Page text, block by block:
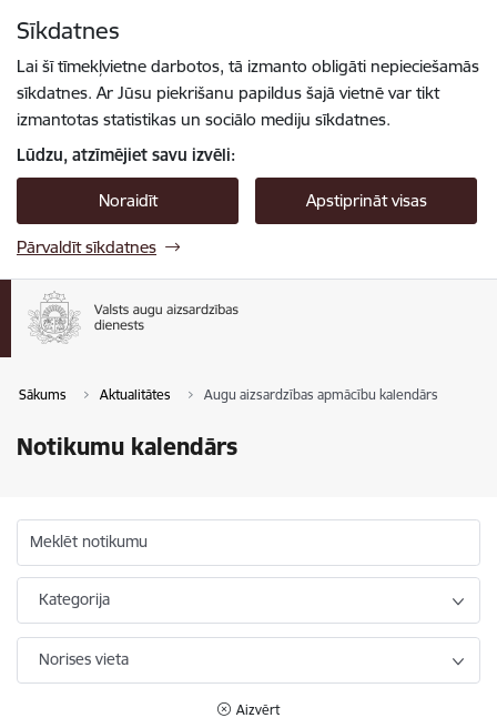
Sīkdatnes
Lai šī tīmekļvietne darbotos, tā izmanto obligāti nepieciešamās
sīkdatnes. Ar Jūsu piekrišanu papildus šajā vietnē var tikt
izmantotas statistikas un sociālo mediju sīkdatnes.
Lūdzu, atzīmējiet savu izvēli:
Noraidīt Apstiprināt visas
Pārvaldīt sīkdatnes
Sākums Aktualitātes Augu aizsardzības apmācību kalendārs
Notikumu kalendārs
Meklēt notikumu
Kategorija
Norises vieta
Aizvērt